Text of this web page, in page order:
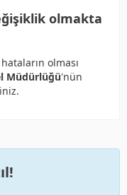
olmakta
olması
Müdürlüğü'nün